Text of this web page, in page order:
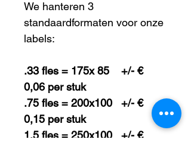
We hanteren 3
standaardformaten voor onze
labels:
.33 fles = 175x 85    +/- €
0,06 per stuk
.75 fles = 200x100   +/- €
0,15 per stuk
1,5 fles = 250x100   +/- €